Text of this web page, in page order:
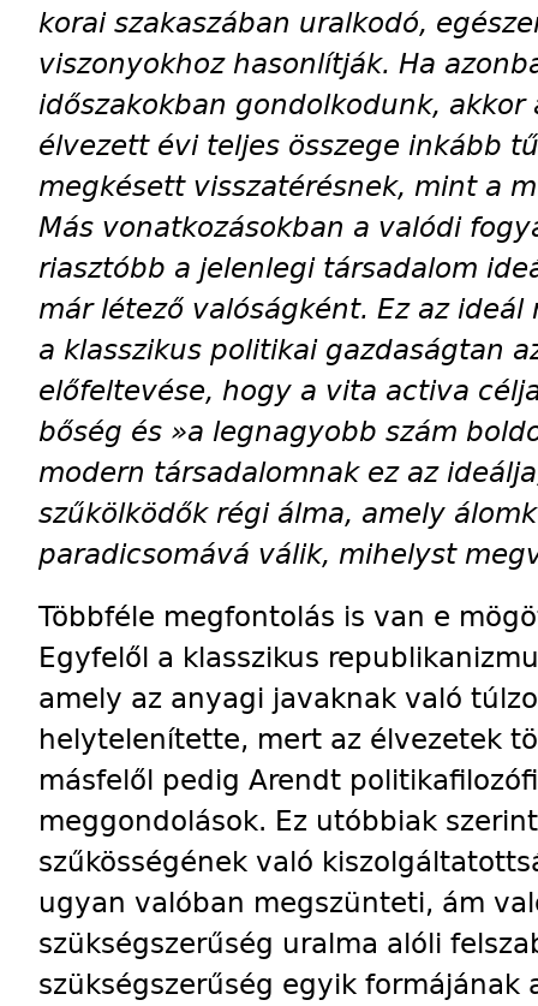
korai szakaszában uralkodó,
viszonyokhoz hasonlítják. Ha
időszakokban gondolkodunk,
élvezett évi teljes összege inkább
megkésett visszatérésnek, mint a
Más vonatkozásokban a valódi
riasztóbb a jelenlegi társadalom
már létező valóságként. Ez az
a klasszikus politikai gazdaságtan
előfeltevése, hogy a vita activa
bőség és »a legnagyobb szám
modern társadalomnak ez az
szűkölködők régi álma, amely
paradicsomává válik, mihelyst
Többféle megfontolás is van e
Egyfelől a klasszikus
amely az anyagi javaknak való
helytelenítette, mert az élvezetek
másfelől pedig Arendt
meggondolások. Ez utóbbiak
szűkösségének való
ugyan valóban megszünteti, ám
szükségszerűség uralma alóli
szükségszerűség egyik formájának